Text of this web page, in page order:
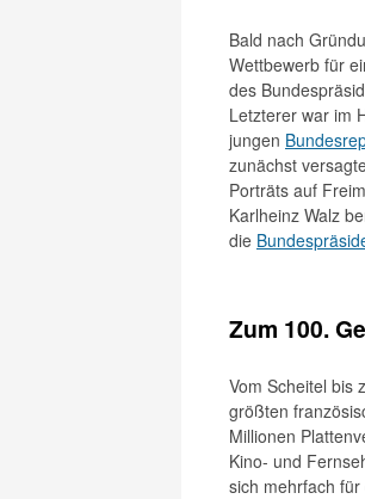
Bald nach
Wettbewerb für
des
Letzterer war im
jungen
zunächst
Porträts auf
Karlheinz Walz
die
Zum 100.
Vom Scheitel bis
größten
Millionen
Kino- und
sich mehrfach